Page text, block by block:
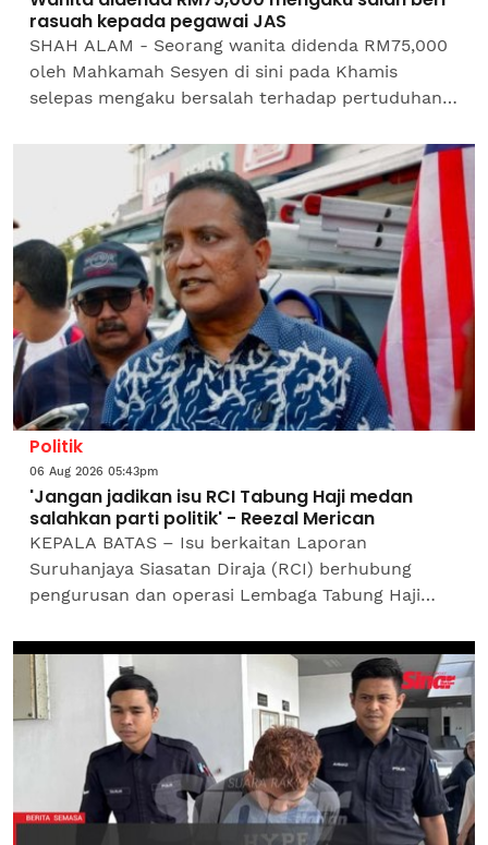
rasuah kepada pegawai JAS
SHAH ALAM - Seorang wanita didenda RM75,000
oleh Mahkamah Sesyen di sini pada Khamis
selepas mengaku bersalah terhadap pertuduhan
pegawai Jabatan Alam...
Politik
06 Aug 2026 05:43pm
'Jangan jadikan isu RCI Tabung Haji medan
salahkan parti politik' - Reezal Merican
KEPALA BATAS – Isu berkaitan Laporan
Suruhanjaya Siasatan Diraja (RCI) berhubung
pengurusan dan operasi Lembaga Tabung Haji
menyalahkan mana-mana parti...